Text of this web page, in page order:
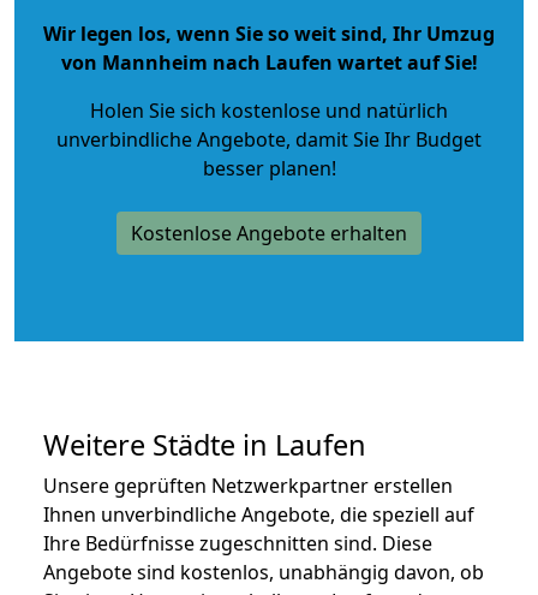
Wir legen los, wenn Sie so weit sind, Ihr Umzug
von Mannheim nach Laufen wartet auf Sie!
Holen Sie sich kostenlose und natürlich
unverbindliche Angebote, damit Sie Ihr Budget
besser planen!
Kostenlose Angebote erhalten
Weitere Städte in Laufen
Unsere geprüften Netzwerkpartner erstellen
Ihnen unverbindliche Angebote, die speziell auf
Ihre Bedürfnisse zugeschnitten sind. Diese
Angebote sind kostenlos, unabhängig davon, ob